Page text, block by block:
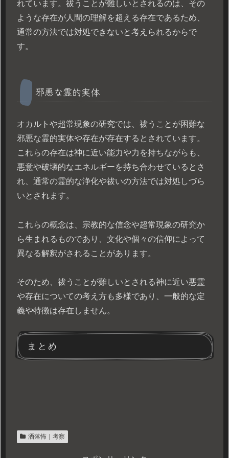
れています。祓うことが難しいとされるのは、その
ような存在が人間の理解を超える存在であるため、
通常の方法では対処できないと考えられるからで
す。
邪悪な霊的実体
オカルトや超常現象の研究では、祓うことが困難な
邪悪な霊的実体や存在が存在するとされています。
これらの存在は神に近い能力や力を持ちながらも、
悪意や破壊的なエネルギーを持ち合わせているとさ
れ、通常の霊的な浄化や祓いの方法では対処しづら
いとされます。
これらの概念は、宗教的な信念や超常現象の研究か
ら生まれるものであり、文化や個々の信仰によって
異なる解釈がされることがあります。
そのため、祓うことが難しいとされる神に近い悪霊
や存在についての考え方も多様であり、一般的な定
義や特徴は存在しません。
まとめ
洒落怖｜考察